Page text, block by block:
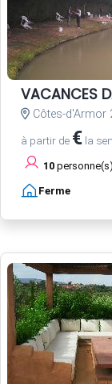
VACANCES
Côtes-d'Armor
à partir de € la
10 personne(s)
Ferme